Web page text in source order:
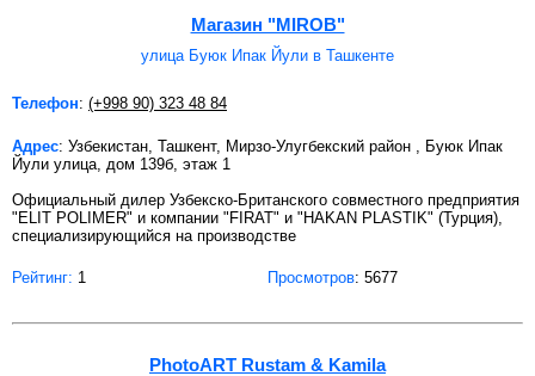
Магазин "MIROB"
улица Буюк Ипак Йули в Ташкенте
Телефон: (+998 90) 323 48 84
Адрес: Узбекистан, Ташкент, Мирзо-Улугбекский район , Буюк Ипак
Йули улица, дом 139б, этаж 1
Официальный дилер Узбекско-Британского совместного предприятия
"ELIT POLIMER" и компании "FIRAT" и "HAKAN PLASTIK" (Турция),
специализирующийся на производстве
Рейтинг: 1 Просмотров: 5677
PhotoART Rustam & Kamila